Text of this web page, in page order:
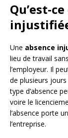
Qu’est-
Une absence
lieu de travail
l’employeur. Il
de plusieurs
type d’absence
voire le
l’absence porte
l’entreprise.